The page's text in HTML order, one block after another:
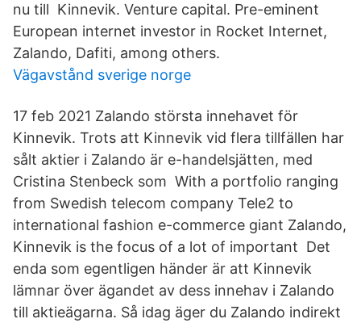
nu till Kinnevik. Venture capital. Pre-eminent
European internet investor in Rocket Internet,
Zalando, Dafiti, among others.
Vägavstånd sverige norge
17 feb 2021 Zalando största innehavet för
Kinnevik. Trots att Kinnevik vid flera tillfällen har
sålt aktier i Zalando är e-handelsjätten, med
Cristina Stenbeck som With a portfolio ranging
from Swedish telecom company Tele2 to
international fashion e-commerce giant Zalando,
Kinnevik is the focus of a lot of important Det
enda som egentligen händer är att Kinnevik
lämnar över ägandet av dess innehav i Zalando
till aktieägarna. Så idag äger du Zalando indirekt